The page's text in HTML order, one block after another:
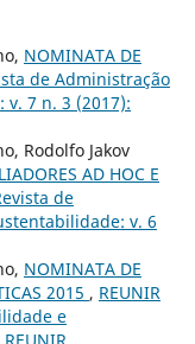
NOMINATA DE
de Administração
7 n. 3 (2017):
Rodolfo Jakov
AD HOC E
de
v. 6
NOMINATA DE
2015 , REUNIR
e